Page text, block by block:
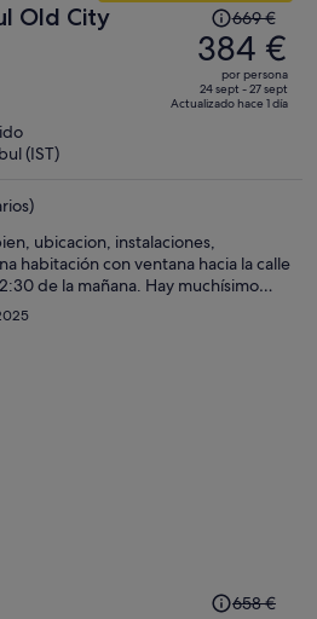
Old City
precio
era
de
669 €,
por
persona
669 €
384 €
por persona
24 sept - 27 sept
Actualizado hace 1 día
(IST)
ubicacion, instalaciones,
habitación con ventana hacia la calle
de la mañana. Hay muchísimo
El
658 €